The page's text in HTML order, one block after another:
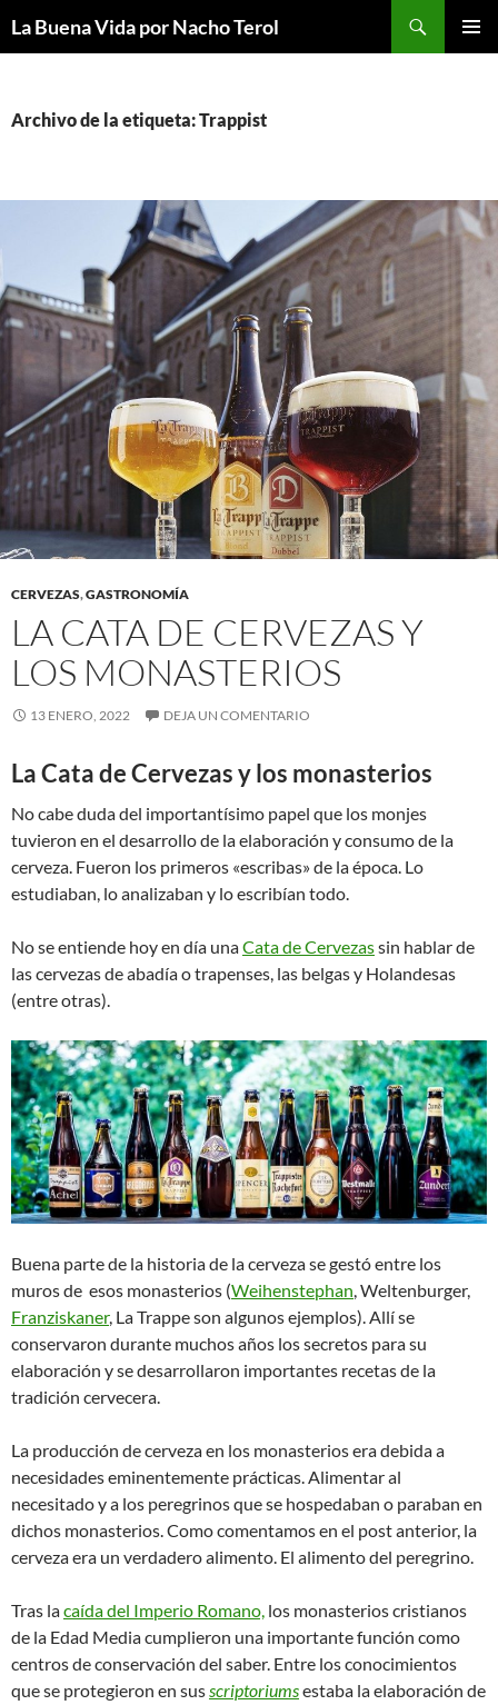
La Buena Vida por Nacho Terol
Archivo de la etiqueta: Trappist
CERVEZAS,GASTRONOMÍA
LA CATA DE CERVEZAS Y
LOS MONASTERIOS
13 ENERO, 2022 DEJA UN COMENTARIO
La Cata de Cervezas y los monasterios
No cabe duda del importantísimo papel que los monjes
tuvieron en el desarrollo de la elaboración y consumo de la
cerveza. Fueron los primeros «escribas» de la época. Lo
estudiaban, lo analizaban y lo escribían todo.
No se entiende hoy en día unaCata de Cervezassin hablar de
las cervezas de abadía o trapenses, las belgas y Holandesas
(entre otras).
Buena parte de la historia de la cerveza se gestó entre los
muros de esos monasterios (Weihenstephan, Weltenburger,
Franziskaner, La Trappe son algunos ejemplos). Allí se
conservaron durante muchos años los secretos para su
elaboración y se desarrollaron importantes recetas de la
tradición cervecera.
La producción de cerveza en los monasterios era debida a
necesidades eminentemente prácticas. Alimentar al
necesitado y a los peregrinos que se hospedaban o paraban en
dichos monasterios. Como comentamos en el post anterior, la
cerveza era un verdadero alimento. El alimento del peregrino.
Tras lacaída del Imperio Romano, los monasterios cristianos
de la Edad Media cumplieron una importante función como
centros de conservación del saber. Entre los conocimientos
que se protegieron en susscriptoriumsestaba la elaboración de